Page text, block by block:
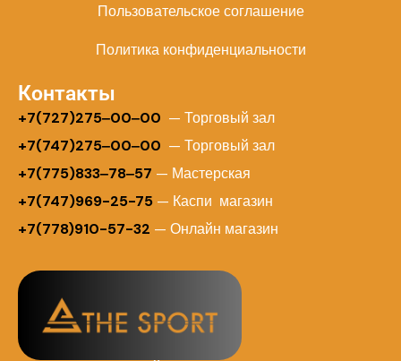
Пользовательское соглашение
Политика конфиденциальности
Контакты
+7(727)275‒00‒00 — Торговый зал
+7(747)275‒00‒00 — Торговый зал
+7(775)833‒78‒57 — Мастерская
+7(747)969-25-75 — Каспи магазин
+7(778)910-57-32 — Онлайн магазин